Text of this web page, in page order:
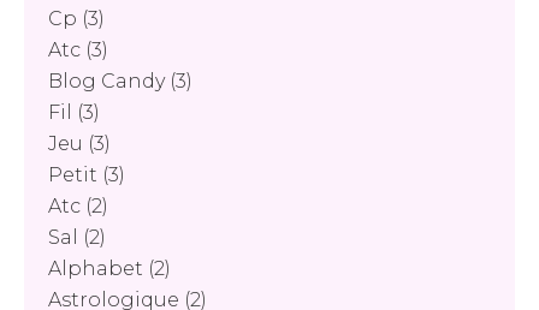
Cp (3)
Atc (3)
Blog Candy(3)
Fil
(3)
Jeu (3)
Petit (3)
Atc (2)
Sal
(2)
Alphabet (2)
Astrologique (2)